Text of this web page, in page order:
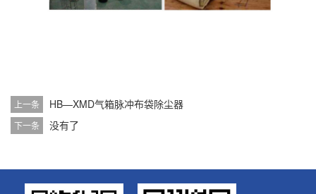
上一条 HB—XMD气箱脉冲布袋除尘器
下一条 没有了